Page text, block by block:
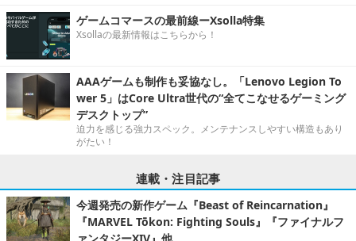
ゲームコマースの最前線ーXsolla特集
Xsollaの最新情報はこちらから！
AAAゲームも制作も妥協なし。「Lenovo Legion To
wer 5」はCore Ultra世代の“全てこなせるゲーミング
デスクトップ”
迫力を感じる強力スペック。メンテナンスしやすい構造もあり
がたい！
連載・注目記事
今週発売の新作ゲーム『Beast of Reincarnation』
『MARVEL Tōkon: Fighting Souls』『ファイナルフ